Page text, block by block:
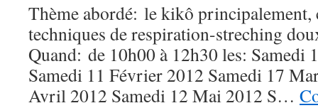
Thème abordé: le kikô principalement,
techniques de respiration-streching
Quand: de 10h00 à 12h30 les: Samedi
Samedi 11 Février 2012 Samedi 17
Avril 2012 Samedi 12 Mai 2012 S…